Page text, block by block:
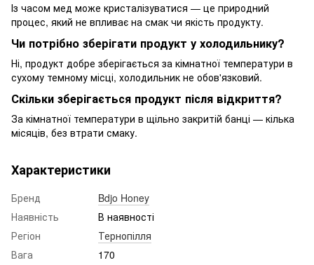
Із часом мед може кристалізуватися — це природний
процес, який не впливає на смак чи якість продукту.
Чи потрібно зберігати продукт у холодильнику?
Ні, продукт добре зберігається за кімнатної температури в
сухому темному місці, холодильник не обов'язковий.
Скільки зберігається продукт після відкриття?
За кімнатної температури в щільно закритій банці — кілька
місяців, без втрати смаку.
Характеристики
Бренд
Bdjo Honey
Наявність
В наявності
Регіон
Тернопілля
Вага
170